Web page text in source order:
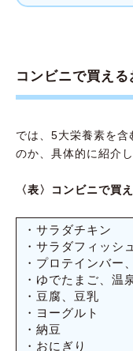
コンビニで買え
では、5大栄養素を
のか、具体的に紹介し
〈表〉コンビニで買
・サラダチキン
・サラダフィッシ
・プロテインバー
・ゆでたまご、温
・豆腐、豆乳
・ヨーグルト
・納豆
・おにぎり